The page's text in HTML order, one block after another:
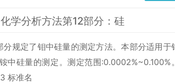
学分析方法第12部分：硅
规定了钼中硅量的测定方法。本部分适用于
中硅量的测定。测定范围:0.0002%~0.100%。
标准名